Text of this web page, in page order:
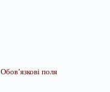
Обов’язкові поля